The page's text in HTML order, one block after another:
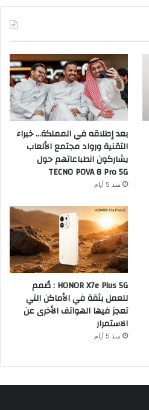
بعد إطلاقه في المملكة… خبراء
التقنية ورواد مجتمع الألعاب
يشاركون انطباعاتهم حول
TECNO POVA 8 Pro 5G
منذ 5 أيام
HONOR X7e Plus 5G : صُمم
للعمل بثقة في الأماكن التي
تعجز فيها الهواتف الأخرى عن
الاستمرار
منذ 5 أيام